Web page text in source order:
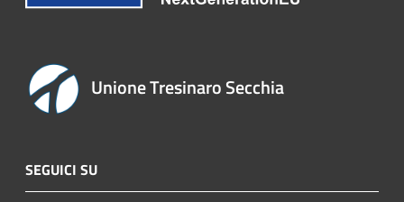
Unione Tresinaro Secchia
SEGUICI SU